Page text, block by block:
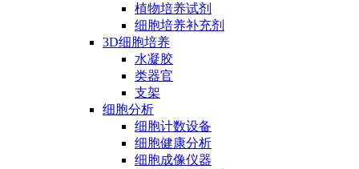
植物培养试剂
细胞培养补充剂
3D细胞培养
水凝胶
类器官
支架
细胞分析
细胞计数设备
细胞健康分析
细胞成像仪器